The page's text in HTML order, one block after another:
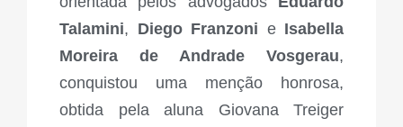
Talamini, Diego Franzoni e Isabella
Moreira de Andrade Vosgerau,
conquistou uma menção honrosa,
obtida pela aluna Giovana Treiger